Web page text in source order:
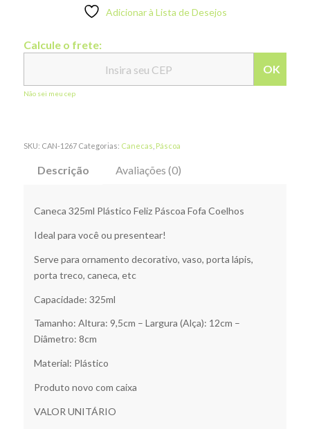
Adicionar à Lista de Desejos
Calcule o frete:
OK
Não sei meu cep
SKU: CAN-1267 Categorias: Canecas Páscoa
Descrição Avaliações (0)
Caneca 325ml Plástico Feliz Páscoa Fofa Coelhos
Ideal para você ou presentear!
Serve para ornamento decorativo, vaso, porta lápis,
porta treco, caneca, etc
Capacidade: 325ml
Tamanho: Altura: 9,5cm – Largura (Alça): 12cm –
Diâmetro: 8cm
Material: Plástico
Produto novo com caixa
VALOR UNITÁRIO